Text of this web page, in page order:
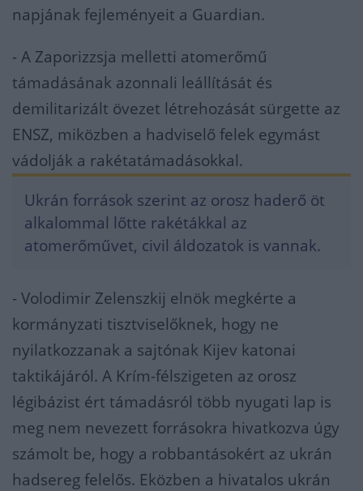
napjának fejleményeit a Guardian.
- A Zaporizzsja melletti atomerőmű
támadásának azonnali leállítását és
demilitarizált övezet létrehozását sürgette az
ENSZ, miközben a hadviselő felek egymást
vádolják a rakétatámadásokkal.
Ukrán források szerint az orosz haderő öt
alkalommal lőtte rakétákkal az
atomerőművet, civil áldozatok is vannak.
- Volodimir Zelenszkij elnök megkérte a
kormányzati tisztviselőknek, hogy ne
nyilatkozzanak a sajtónak Kijev katonai
taktikájáról. A Krím-félszigeten az orosz
légibázist ért támadásról több nyugati lap is
meg nem nevezett forrásokra hivatkozva úgy
számolt be, hogy a robbantásokért az ukrán
hadsereg felelős. Eközben a hivatalos ukrán